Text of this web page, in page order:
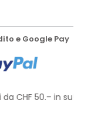
e Google Pay
CHF 50.– in su!